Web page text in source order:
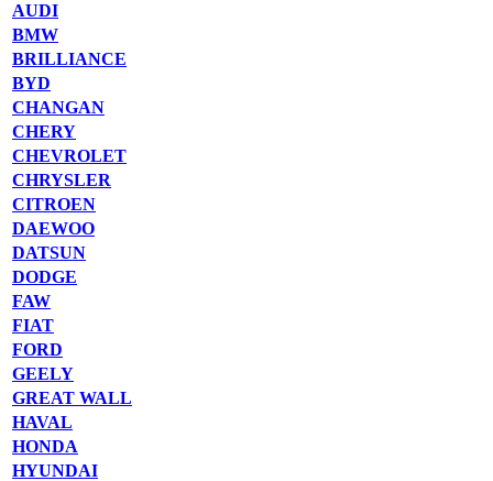
AUDI
BMW
BRILLIANCE
BYD
CHANGAN
CHERY
CHEVROLET
CHRYSLER
CITROEN
DAEWOO
DATSUN
DODGE
FAW
FIAT
FORD
GEELY
GREAT WALL
HAVAL
HONDA
HYUNDAI